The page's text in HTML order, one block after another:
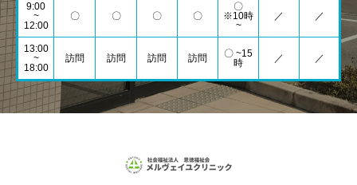
9:00
~
12:00
〇 〇 〇 〇
〇
※10時
~
／ ／
13:00
~
18:00
訪問 訪問 訪問 訪問
〇 ~15
時
／ ／